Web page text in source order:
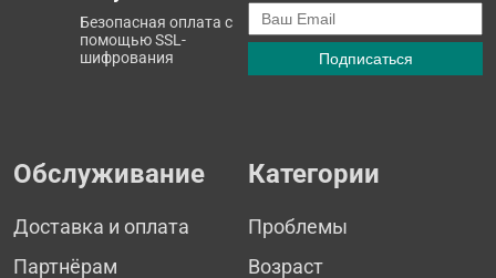
Безопасная оплата с
помощью SSL-
шифрования
Обслуживание
Доставка и оплата
Партнёрам
Категории
Проблемы
Возраст